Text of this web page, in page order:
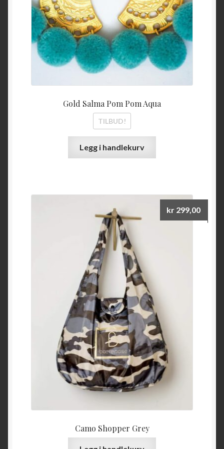
Gold Salma Pom Pom Aqua
TILBUD!
Legg i handlekurv
Camo Shopper Grey
kr 299,00